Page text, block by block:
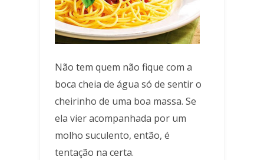
Não tem quem não fique com a
boca cheia de água só de sentir o
cheirinho de uma boa massa. Se
ela vier acompanhada por um
molho suculento, então, é
tentação na certa.